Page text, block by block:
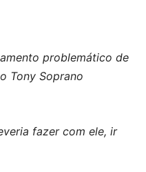
problemático de
Tony Soprano
fazer com ele, ir